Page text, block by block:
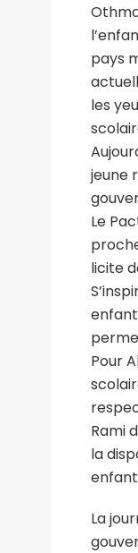
pays
les
jeune
Le
licite
Pour
Rami
la
La